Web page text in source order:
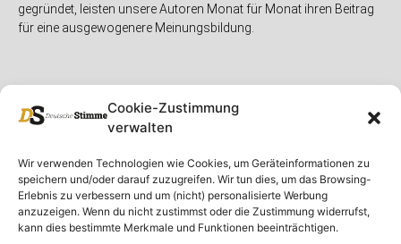
Cookie-Zustimmung
verwalten
Wir verwenden Technologien wie Cookies, um Geräteinformationen zu
speichern und/oder darauf zuzugreifen. Wir tun dies, um das Browsing-
Erlebnis zu verbessern und um (nicht) personalisierte Werbung
anzuzeigen. Wenn du nicht zustimmst oder die Zustimmung widerrufst,
kann dies bestimmte Merkmale und Funktionen beeinträchtigen.
gegründet, leisten unsere Autoren Monat für Monat ihren Beitrag
für eine ausgewogenere Meinungsbildung.
Unser Magazin
Spenden
Ausgaben
Rubriken
Deutschland
Ausland
Rechtliches
Rechtliche Hinweise
Impressum
Datenschutzerklärung